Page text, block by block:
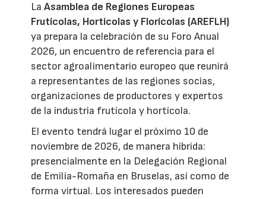
LaAsamblea de Regiones Europeas
Frutícolas, Hortícolas y Florícolas (AREFLH)
ya prepara la celebración de su Foro Anual
2026, un encuentro de referencia para el
sector agroalimentario europeo que reunirá
a representantes de las regiones socias,
organizaciones de productores y expertos
de la industria frutícola y hortícola.
El evento tendrá lugar el próximo 10 de
noviembre de 2026, de manera híbrida:
presencialmente en la Delegación Regional
de Emilia-Romaña en Bruselas, así como de
forma virtual. Los interesados pueden